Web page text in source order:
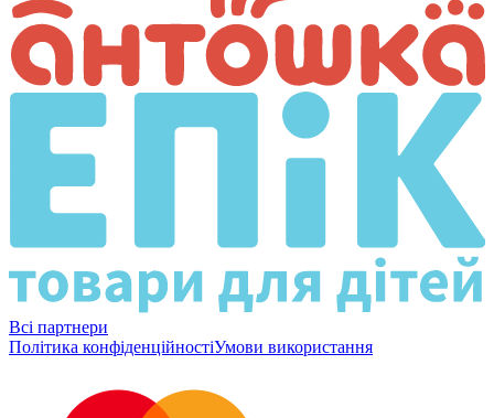
Всі партнери
Політика конфіденційностіУмови використання